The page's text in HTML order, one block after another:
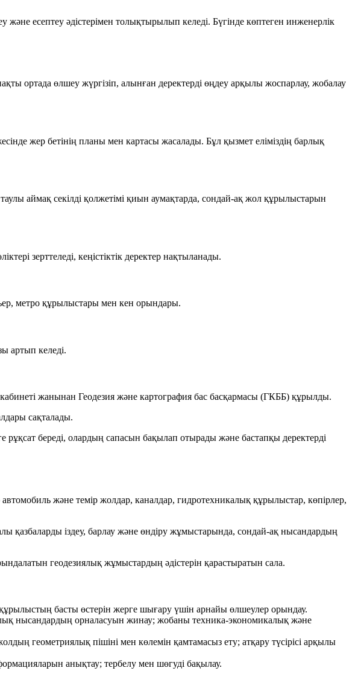
есептеу әдістерімен толықтырылып келеді. Бүгінде көптеген инженерлік
ортада өлшеу жүргізіп, алынған деректерді өңдеу арқылы жоспарлау, жобалау
жер бетінің планы мен картасы жасалады. Бұл қызмет еліміздің барлық
аймақ секілді қолжетімі қиын аумақтарда, сондай-ақ жол құрылыстарын
зерттеледі, кеңістіктік деректер нақтыланады.
метро құрылыстары мен кен орындары.
артып келеді.
жанынан Геодезия және картография бас басқармасы (ГКББ) құрылды.
сақталады.
береді, олардың сапасын бақылап отырады және бастапқы деректерді
және темір жолдар, каналдар, гидротехникалық құрылыстар, көпірлер,
қазбаларды іздеу, барлау және өндіру жұмыстарында, сондай-ақ нысандардың
геодезиялық жұмыстардың әдістерін қарастыратын сала.
басты өстерін жерге шығару үшін арнайы өлшеулер орындау.
нысандардың орналасуын жинау; жобаны техника-экономикалық және
геометриялық пішіні мен көлемін қамтамасыз ету; атқару түсірісі арқылы
анықтау; тербелу мен шөгуді бақылау.